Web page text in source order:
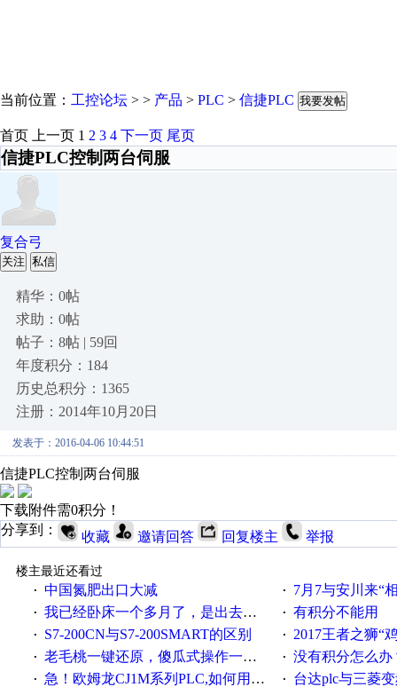
当前位置： 工控论坛 > > 产品 > PLC > 信捷PLC 我要发帖
首页 上一页 1 2 3 4 下一页 尾页
信捷PLC控制两台伺服
复合弓
关注 私信
精华：0帖
求助：0帖
帖子：8帖 | 59回
年度积分：184
历史总积分：1365
注册：2014年10月20日
发表于：2016-04-06 10:44:51
信捷PLC控制两台伺服
下载附件需0积分！
分享到：
收藏 邀请回答 回复楼主 举报
楼主最近还看过
· 中国氮肥出口大减 · 7月7与安川来“
· 我已经卧床一个多月了，是出去安装机械手在高速遭遇车祸所致:大家工作都要特别注意啊 · 有积分不能用
· S7-200CN与S7-200SMART的区别 · 2017王者之狮“鸡”情签到
· 老毛桃一键还原，傻瓜式操作一键轻松备份还原；程序为向导式安装，一键即可实现自动备份或还原系统。 · 没有积分怎么办
· 急！欧姆龙CJ1M系列PLC,如何用时间控制变频器。要求时间在组态王中可以自由输入！拜托各位大神了！ · 台达plc与三菱